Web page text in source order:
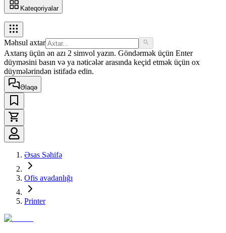
Kateqoriyalar
Məhsul axtar
Axtarış üçün ən azı 2 simvol yazın. Göndərmək üçün Enter
düyməsini basın və ya nəticələr arasında keçid etmək üçün ox
düymələrindən istifadə edin.
Əlaqə
Əsas Səhifə
Ofis avadanlığı
Printer